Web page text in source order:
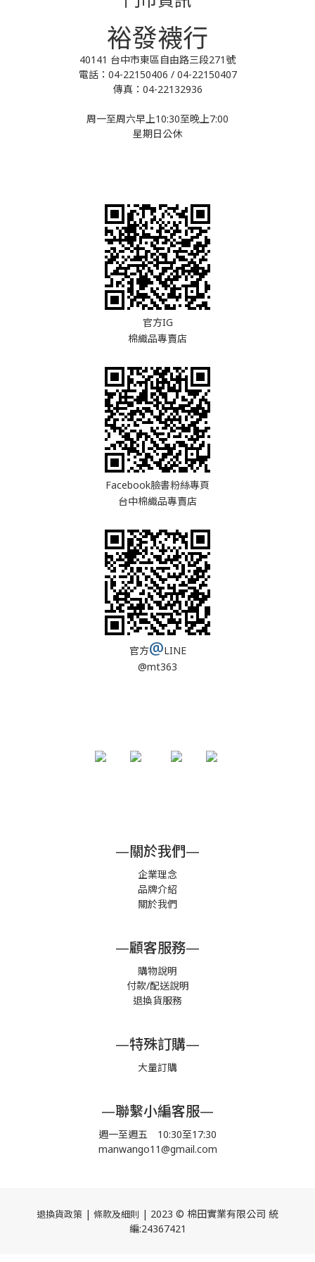
裕發襪行
40141 台中市東區自由路三段271號
電話：04-22150406 / 04-22150407
傳真：04-22132936
周一至周六早上10:30至晚上7:00
星期日公休
官方IG
棉織品專賣店
Facebook臉書粉絲專頁
台中棉織品專賣店
官方@LINE
@mt363
—關於我們—
企業理念
品牌介紹
關於我們
—顧客服務—
購物說明
付款/配送說明
退換貨服務
—特殊訂購—
大量訂購
—聯繫小編客服—
週一至週五 10:30至17:30
manwango11@gmail.com
退換貨政策 | 條款及細則 | 2023 © 棉田實業有限公司 統
編:24367421